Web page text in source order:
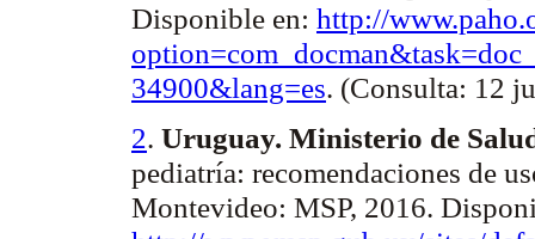
Disponible en: http://
34900&lang=es. (Consulta: 12
2. Uruguay. Ministerio de
pediatría: recomendaciones de
Montevideo: MSP, 2016.